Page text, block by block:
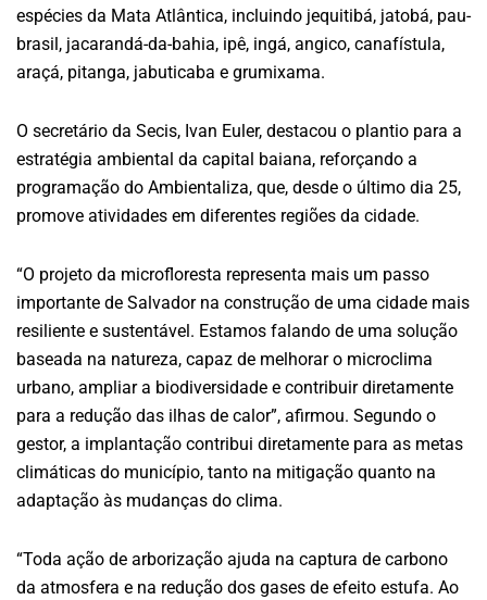
espécies da Mata Atlântica, incluindo jequitibá, jatobá, pau-
brasil, jacarandá-da-bahia, ipê, ingá, angico, canafístula,
araçá, pitanga, jabuticaba e grumixama.
O secretário da Secis, Ivan Euler, destacou o plantio para a
estratégia ambiental da capital baiana, reforçando a
programação do Ambientaliza, que, desde o último dia 25,
promove atividades em diferentes regiões da cidade.
“O projeto da microfloresta representa mais um passo
importante de Salvador na construção de uma cidade mais
resiliente e sustentável. Estamos falando de uma solução
baseada na natureza, capaz de melhorar o microclima
urbano, ampliar a biodiversidade e contribuir diretamente
para a redução das ilhas de calor”, afirmou. Segundo o
gestor, a implantação contribui diretamente para as metas
climáticas do município, tanto na mitigação quanto na
adaptação às mudanças do clima.
“Toda ação de arborização ajuda na captura de carbono
da atmosfera e na redução dos gases de efeito estufa. Ao